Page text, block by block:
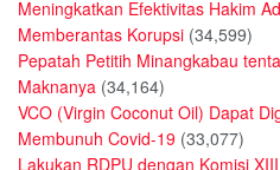
Meningkatkan Efektivitas Hakim
Memberantas Korupsi (34,599)
Pepatah Petitih Minangkabau
Maknanya (34,164)
VCO (Virgin Coconut Oil) Dapat
Membunuh Covid-19 (33,077)
Lakukan RDPU dengan Komisi